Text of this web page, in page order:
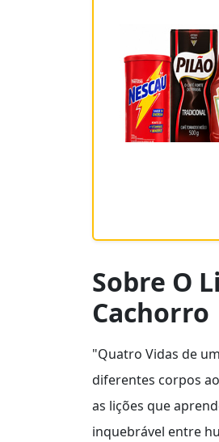
Sobre O
Cachorro
"Quatro Vidas de
diferentes corpos
as lições que
inquebrável entre